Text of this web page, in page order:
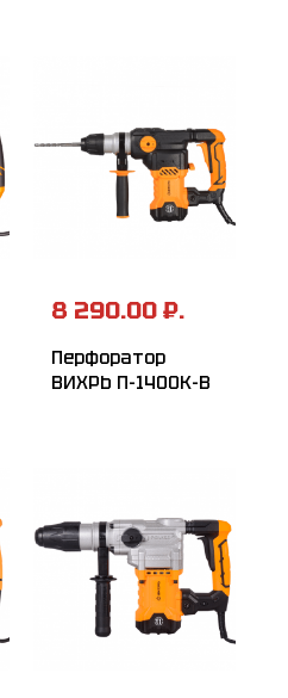
8 290.00 ₽.
Перфоратор
ВИХРЬ П-1400К-В